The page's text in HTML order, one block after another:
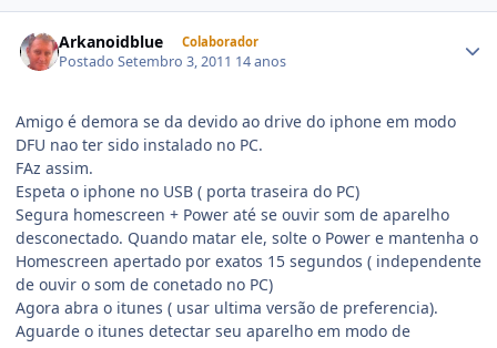
Arkanoidblue Colaborador
PostadoSetembro 3, 2011 14 anos
Amigo é demora se da devido ao drive do iphone em modo
DFU nao ter sido instalado no PC.
FAz assim.
Espeta o iphone no USB ( porta traseira do PC)
Segura homescreen + Power até se ouvir som de aparelho
desconectado. Quando matar ele, solte o Power e mantenha o
Homescreen apertado por exatos 15 segundos ( independente
de ouvir o som de conetado no PC)
Agora abra o itunes ( usar ultima versão de preferencia).
Aguarde o itunes detectar seu aparelho em modo de